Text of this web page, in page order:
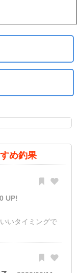
め釣果
UP!
いタイミングで